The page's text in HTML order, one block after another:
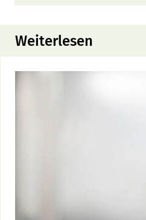
Weiterlesen